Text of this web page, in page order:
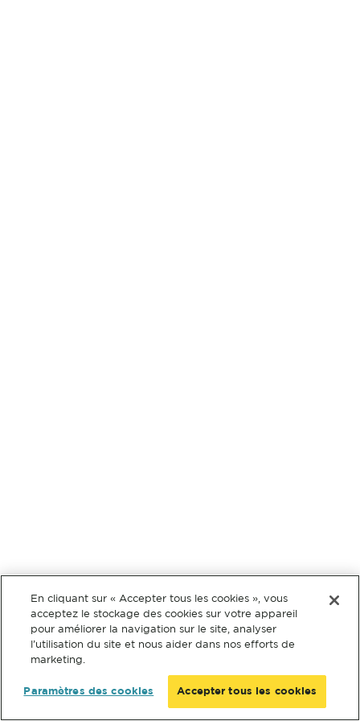
En cliquant sur « Accepter tous les cookies », vous
acceptez le stockage des cookies sur votre appareil
pour améliorer la navigation sur le site, analyser
l’utilisation du site et nous aider dans nos efforts de
marketing.
Paramètres des cookies Accepter tous les cookies